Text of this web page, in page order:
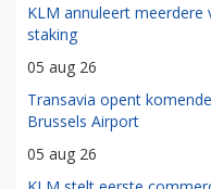
KLM annuleert
staking
05 aug 26
Transavia opent
Brussels Airport
05 aug 26